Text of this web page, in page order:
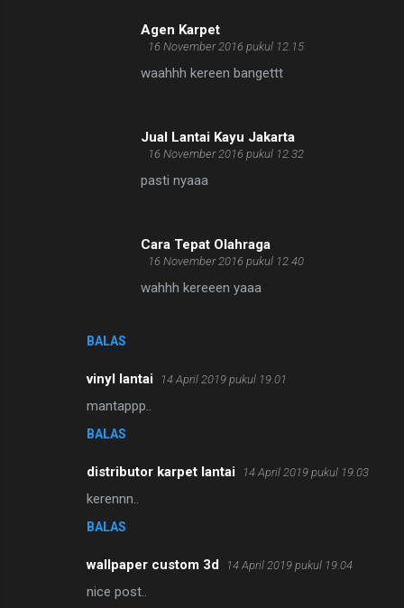
BALAS
Agen Karpet
16 November 2016 pukul 12.15
waahhh kereen bangettt
Jual Lantai Kayu Jakarta
16 November 2016 pukul 12.32
pasti nyaaa
Cara Tepat Olahraga
16 November 2016 pukul 12.40
wahhh kereeen yaaa
vinyl lantai 14 April 2019 pukul 19.01
mantappp..
BALAS
distributor karpet lantai 14 April 2019 pukul 19.03
kerennn..
BALAS
wallpaper custom 3d 14 April 2019 pukul 19.04
nice post..